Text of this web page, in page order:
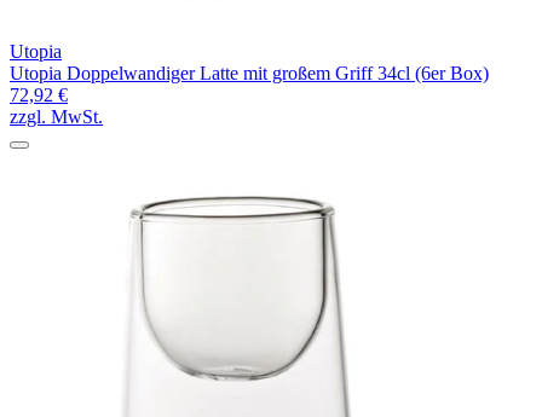
Utopia
Utopia Doppelwandiger Latte mit großem Griff 34cl (6er Box)
72,92 €
zzgl. MwSt.